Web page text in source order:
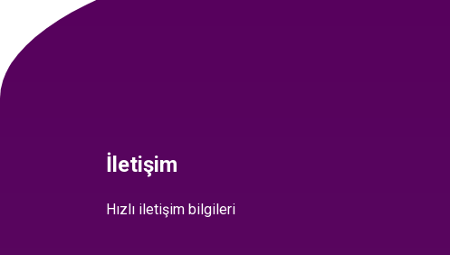
İletişim
Hızlı iletişim bilgileri